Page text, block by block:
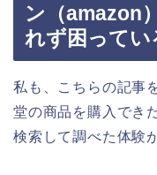
ン（amazon
れず困ってい
私も、こちらの記事
堂の商品を購入でき
検索して調べた体験